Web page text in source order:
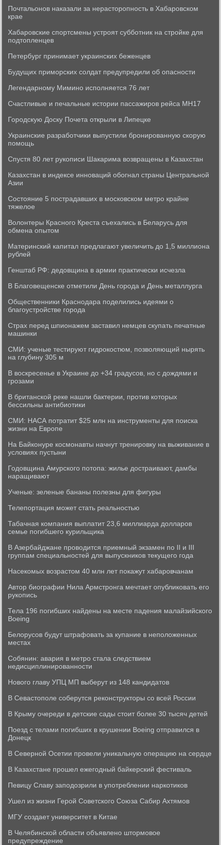
Почтальонов наказали за нерасторопность в Хабаровском
крае
Хабаровские спортсмены устроят субботник на стройке для
подтопленцев
Петербург принимает украинских беженцев
Будущих приморских солдат предупредили об опасности
Легендарному Мимино исполняется 76 лет
Счастливые и печальные истории пассажиров рейса MH17
Городскую Доску Почета открыли в Липецке
Украинские разработчики выпустили бронированную скорую
помощь
Спустя 80 лет рукописи Шакарима возвращены в Казахстан
Казахстан в индексе инноваций обогнал страны Центральной
Азии
Состояние 5 пострадавших в московском метро крайне
тяжелое
Волонтеры Красного Креста съехались в Беларусь для
обмена опытом
Материнский капитал предлагают увеличить до 1,5 миллиона
рублей
Генштаб РФ: дедовщина в армии практически исчезла
В Благовещенске отметили День города и День металлурга
Общественники Краснодара поделились идеями о
благоустройстве города
Страх перед шпионажем заставил немцев скупать печатные
машинки
СМИ: ученые тестируют гидрокостюм, позволяющий нырять
на глубину 305 м
В воскресенье в Украине до +34 градусов, но с дождями и
грозами
В британской реке нашли бактерии, против которых
бессильны антибиотики
СМИ: НАСА потратит $25 млн на инструменты для поиска
жизни на Европе
На Байконуре космонавты начнут тренировку на выживание в
условиях пустыни
Годовщина Амурского потопа: жилье достраивают, дамбы
наращивают
Ученые: зеленые бананы полезны для фигуры
Телепортация может стать реальностью
Табачная компания выплатит 23,6 миллиарда долларов
семье погибшего курильщика
В Азербайджане проводится приемный экзамен по II и III
группам специальностей для выпускников текущего года
Насекомых возрастом 40 млн лет покажут хабаровчанам
Автор биографии Нила Армстронга мечтает опубликовать его
рукопись
Тела 196 погибших найдены на месте падения малайзийского
Boeing
Белорусов будут штрафовать за купание в неположенных
местах
Собянин: авария в метро стала следствием
недисциплинированности
Нового главу УПЦ МП выберут из 148 кандидатов
В Севастополе соберутся реконструкторы со всей России
В Крыму очереди в детские сады стоит более 30 тысяч детей
Поезд с телами погибших в крушении Boeing отправился в
Донецк
В Северной Осетии провели уникальную операцию на сердце
В Казахстане прошел ежегодный байкерский фестиваль
Певицу Славу заподозрили в употреблении наркотиков
Ушел из жизни Герой Советского Союза Сабир Ахтямов
МГУ создает университет в Китае
В Челябинской области объявлено штормовое
предупреждение